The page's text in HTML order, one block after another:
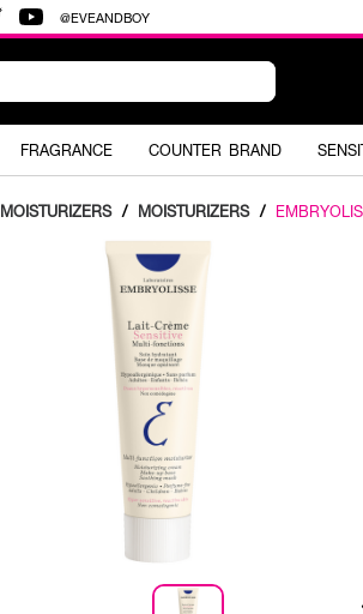
@EVEANDBOY
FRAGRANCE COUNTER BRAND
MOISTURIZERS / MOISTURIZERS /